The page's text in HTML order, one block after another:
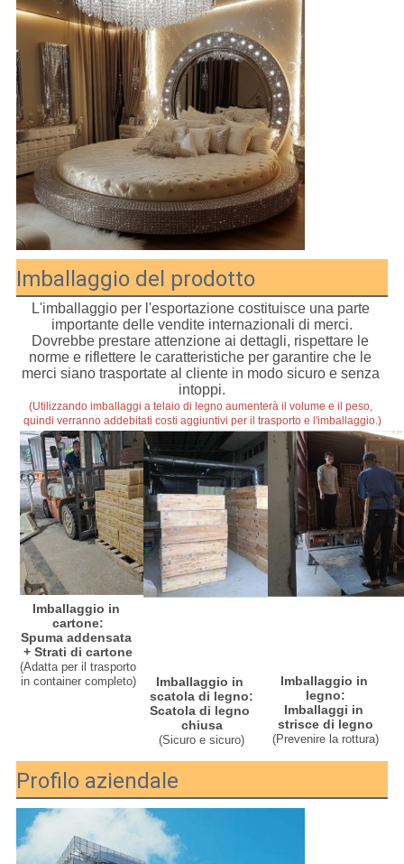
Imballaggio del prodotto
L'imballaggio per l'esportazione costituisce una parte
importante delle vendite internazionali di merci.
Dovrebbe prestare attenzione ai dettagli, rispettare le
norme e riflettere le caratteristiche per garantire che le
merci siano trasportate al cliente in modo sicuro e senza
intoppi.
(Utilizzando imballaggi a telaio di legno aumenterà il volume e il peso,
quindi verranno addebitati costi aggiuntivi per il trasporto e l'imballaggio.)
Imballaggio in
cartone:
Spuma addensata
+ Strati di cartone
(Adatta per il trasporto
in container completo)
Imballaggio in
scatola di legno:
Scatola di legno
chiusa
(Sicuro e sicuro)
Imballaggio in
legno:
Imballaggi in
strisce di legno
(Prevenire la rottura)
Profilo aziendale